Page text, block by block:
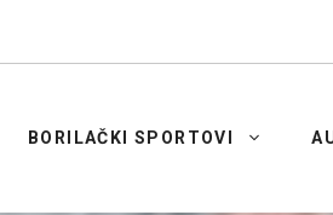
BORILAČKI SPORTOVI